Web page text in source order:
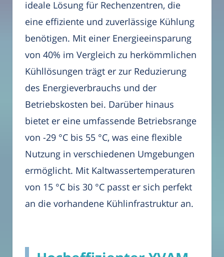
ideale Lösung für Rechenzentren, die
eine effiziente und zuverlässige Kühlung
benötigen. Mit einer Energieeinsparung
von 40% im Vergleich zu herkömmlichen
Kühllösungen trägt er zur Reduzierung
des Energieverbrauchs und der
Betriebskosten bei. Darüber hinaus
bietet er eine umfassende Betriebsrange
von -29 °C bis 55 °C, was eine flexible
Nutzung in verschiedenen Umgebungen
ermöglicht. Mit Kaltwassertemperaturen
von 15 °C bis 30 °C passt er sich perfekt
an die vorhandene Kühlinfrastruktur an.